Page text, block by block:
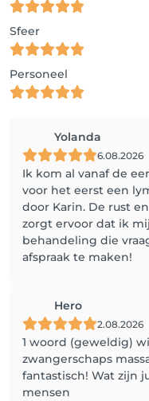
Sfeer
Personeel
Yolanda
6.08.2026
Ik kom al vanaf de
voor het eerst een
door Karin. De rust
zorgt ervoor dat ik
behandeling die
afspraak te maken!
Hero
2.08.2026
1 woord (geweldig)
zwangerschaps
fantastisch! Wat zijn
mensen